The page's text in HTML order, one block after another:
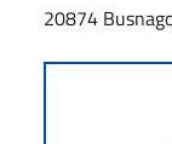
20874